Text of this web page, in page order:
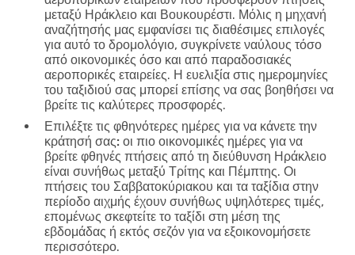
μεταξύ Ηράκλειο και Βουκουρέστι. Μόλις η μηχανή
αναζήτησής μας εμφανίσει τις διαθέσιμες επιλογές
για αυτό το δρομολόγιο, συγκρίνετε ναύλους τόσο
από οικονομικές όσο και από παραδοσιακές
αεροπορικές εταιρείες. Η ευελιξία στις ημερομηνίες
του ταξιδιού σας μπορεί επίσης να σας βοηθήσει να
βρείτε τις καλύτερες προσφορές.
Επιλέξτε τις φθηνότερες ημέρες για να κάνετε την
κράτησή σας: οι πιο οικονομικές ημέρες για να
βρείτε φθηνές πτήσεις από τη διεύθυνση Ηράκλειο
είναι συνήθως μεταξύ Τρίτης και Πέμπτης. Οι
πτήσεις του Σαββατοκύριακου και τα ταξίδια στην
περίοδο αιχμής έχουν συνήθως υψηλότερες τιμές,
επομένως σκεφτείτε το ταξίδι στη μέση της
εβδομάδας ή εκτός σεζόν για να εξοικονομήσετε
περισσότερο.